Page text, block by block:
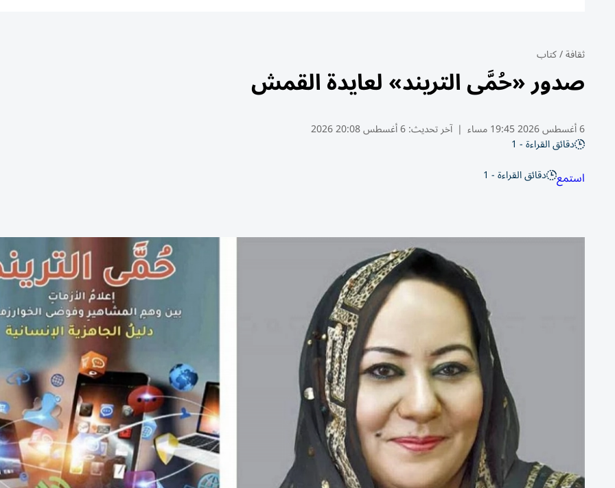
ثقافة/كتاب
صدور «حُمَّى التريند» لعايدة القمش
6 أغسطس 2026 19:45 مساء | آخر تحديث:6 أغسطس 20:08 2026
دقائق القراءة - 1
استمع دقائق القراءة - 1